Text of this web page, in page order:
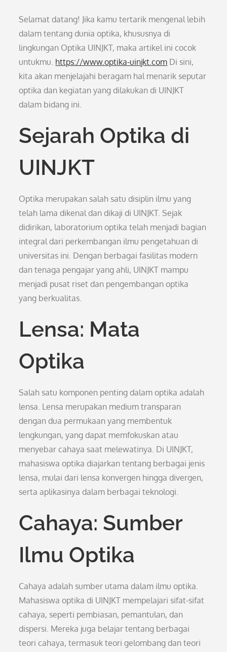
Selamat datang! Jika kamu tertarik mengenal lebih
dalam tentang dunia optika, khususnya di
lingkungan Optika UINJKT, maka artikel ini cocok
untukmu. https://www.optika-uinjkt.com Di sini,
kita akan menjelajahi beragam hal menarik seputar
optika dan kegiatan yang dilakukan di UINJKT
dalam bidang ini.
Sejarah Optika di
UINJKT
Optika merupakan salah satu disiplin ilmu yang
telah lama dikenal dan dikaji di UINJKT. Sejak
didirikan, laboratorium optika telah menjadi bagian
integral dari perkembangan ilmu pengetahuan di
universitas ini. Dengan berbagai fasilitas modern
dan tenaga pengajar yang ahli, UINJKT mampu
menjadi pusat riset dan pengembangan optika
yang berkualitas.
Lensa: Mata
Optika
Salah satu komponen penting dalam optika adalah
lensa. Lensa merupakan medium transparan
dengan dua permukaan yang membentuk
lengkungan, yang dapat memfokuskan atau
menyebar cahaya saat melewatinya. Di UINJKT,
mahasiswa optika diajarkan tentang berbagai jenis
lensa, mulai dari lensa konvergen hingga divergen,
serta aplikasinya dalam berbagai teknologi.
Cahaya: Sumber
Ilmu Optika
Cahaya adalah sumber utama dalam ilmu optika.
Mahasiswa optika di UINJKT mempelajari sifat-sifat
cahaya, seperti pembiasan, pemantulan, dan
dispersi. Mereka juga belajar tentang berbagai
teori cahaya, termasuk teori gelombang dan teori